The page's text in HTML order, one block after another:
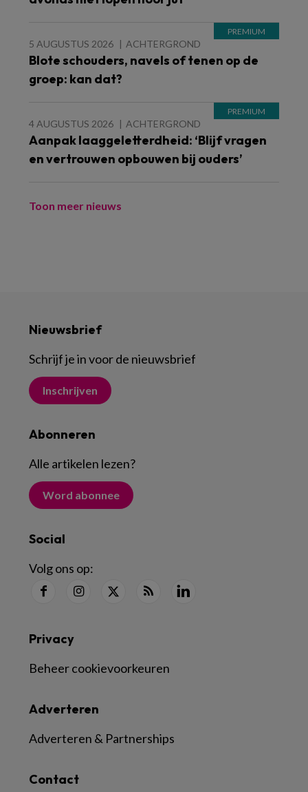
5 AUGUSTUS 2026 ACHTERGROND
Blote schouders, navels of tenen op de
groep: kan dat?
4 AUGUSTUS 2026 ACHTERGROND
Aanpak laaggeletterdheid: ‘Blijf vragen
en vertrouwen opbouwen bij ouders’
Toon meer nieuws
Nieuwsbrief
Schrijf je in voor de nieuwsbrief
Inschrijven
Abonneren
Alle artikelen lezen?
Word abonnee
Social
Volg ons op:
Contact
Adverteren
Adverteren & Partnerships
Privacy
Beheer cookievoorkeuren